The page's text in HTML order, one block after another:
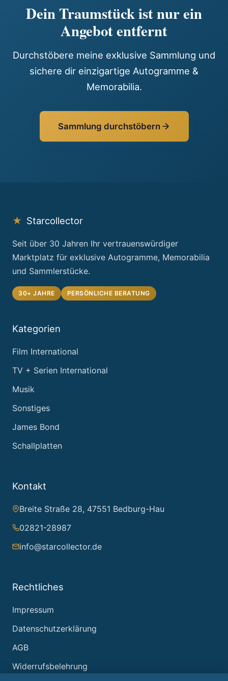
Dein Traumstück ist nur ein
Angebot entfernt
Durchstöbere meine exklusive Sammlung und
sichere dir einzigartige Autogramme &
Memorabilia.
Sammlung durchstöbern
★ Starcollector
Seit über 30 Jahren Ihr vertrauenswürdiger
Marktplatz für exklusive Autogramme, Memorabilia
und Sammlerstücke.
30+ JAHRE PERSÖNLICHE BERATUNG
Kategorien
Film International
TV + Serien International
Musik
Sonstiges
James Bond
Schallplatten
Kontakt
Breite Straße 28, 47551 Bedburg-Hau
02821-28987
info@starcollector.de
Rechtliches
Impressum
Datenschutzerklärung
AGB
Widerrufsbelehrung